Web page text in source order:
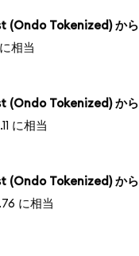
(Ondo Tokenized) から
相当
(Ondo Tokenized) から
に相当
(Ondo Tokenized) から
に相当